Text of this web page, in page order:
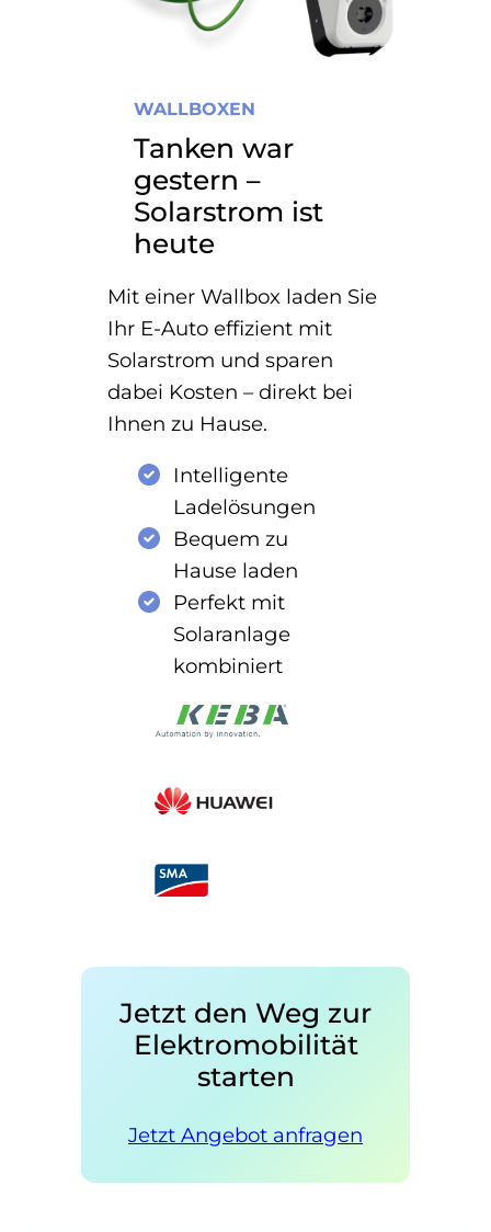
WALLBOXEN
Tanken war
gestern –
Solarstrom ist
heute
Mit einer Wallbox laden Sie
Ihr E-Auto effizient mit
Solarstrom und sparen
dabei Kosten – direkt bei
Ihnen zu Hause.
Intelligente
Ladelösungen
Bequem zu
Hause laden
Perfekt mit
Solaranlage
kombiniert
Jetzt den Weg zur
Elektromobilität
starten
Jetzt Angebot anfragen